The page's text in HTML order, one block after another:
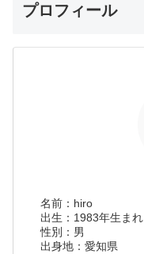
プロフィール
名前：hiro
出生：1983年生まれ
性別：男
出身地：愛知県